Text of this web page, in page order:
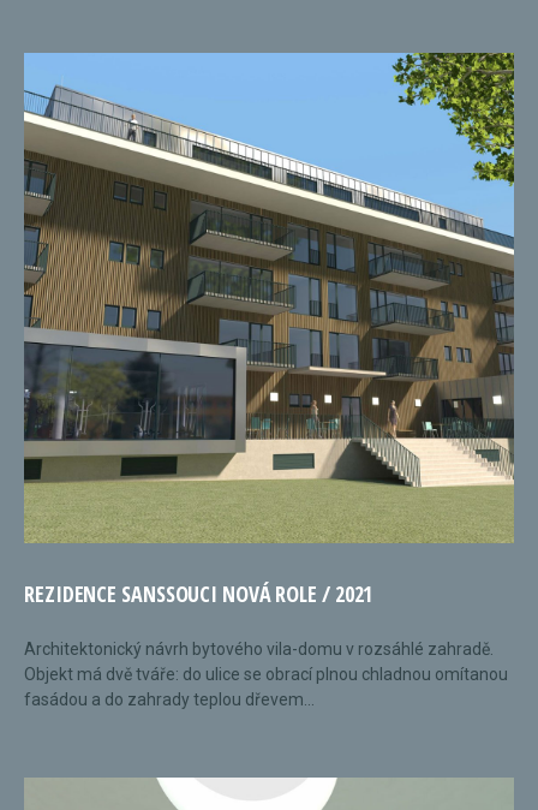
REZIDENCE SANSSOUCI NOVÁ ROLE / 2021
Architektonický návrh bytového vila-domu v rozsáhlé zahradě.
Objekt má dvě tváře: do ulice se obrací plnou chladnou omítanou
fasádou a do zahrady teplou dřevem...